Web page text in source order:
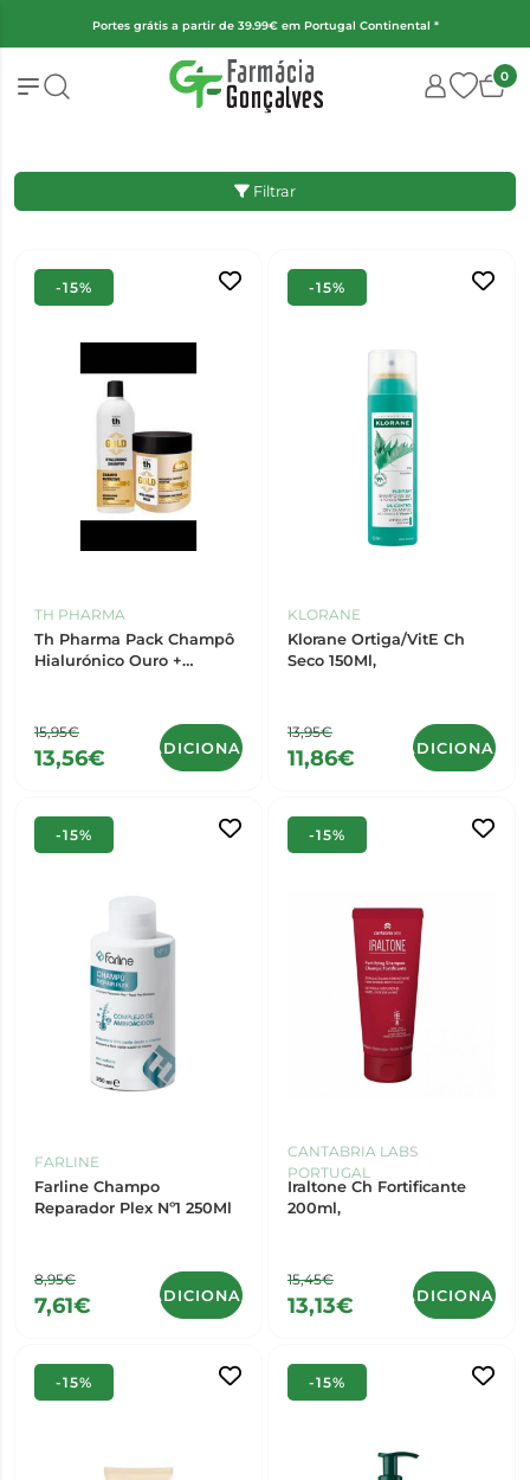
em Portugal Continental * (Exceto fraldas, alimentação infantil e
0
Filtrar
-15%
TH PHARMA
Th Pharma Pack Champô
Hialurónico Ouro +
15,95€
13,56€ ADICIONAR
-15%
KLORANE
Klorane Ortiga/VitE Ch
Seco 150Ml,
13,95€
11,86€ ADICIONAR
-15%
FARLINE
Farline Champo
Reparador Plex Nº1 250Ml
8,95€
7,61€ ADICIONAR
-15%
CANTABRIA LABS
PORTUGAL
Iraltone Ch Fortificante
200ml,
15,45€
13,13€ ADICIONAR
-15% -15%